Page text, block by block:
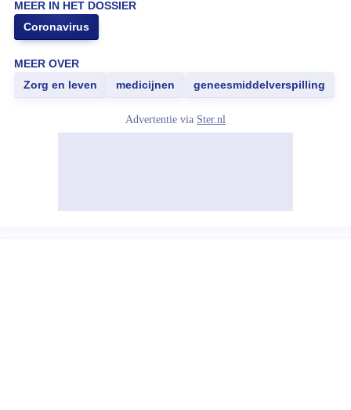
MEER IN HET DOSSIER
Coronavirus
MEER OVER
Zorg en leven
medicijnen geneesmiddelverspilling
Advertentie via Ster.nl